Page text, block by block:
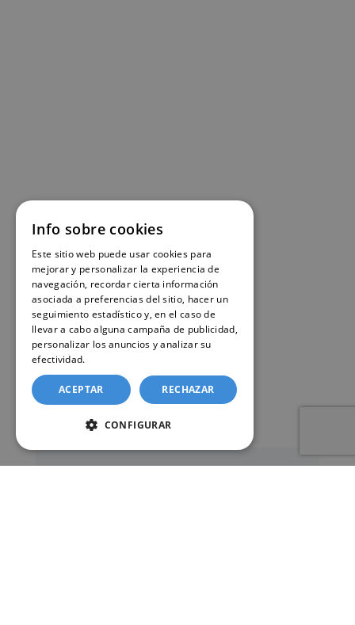
Info sobre cookies
Este sitio web puede usar cookies para
mejorar y personalizar la experiencia de
navegación, recordar cierta información
asociada a preferencias del sitio, hacer un
seguimiento estadístico y, en el caso de
llevar a cabo alguna campaña de publicidad,
personalizar los anuncios y analizar su
efectividad.
ACEPTAR RECHAZAR
CONFIGURAR